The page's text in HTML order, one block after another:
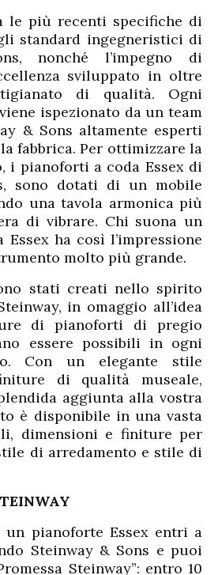
le più recenti specifiche di
standard ingegneristici di
nonché l’impegno di
sviluppato in oltre
di qualità. Ogni
ispezionato da un team
& Sons altamente esperti
fabbrica. Per ottimizzare la
i pianoforti a coda Essex di
sono dotati di un mobile
una tavola armonica più
di vibrare. Chi suona un
ha così l’impressione
molto più grande.
stati creati nello spirito
in omaggio all’idea
di pianoforti di pregio
essere possibili in ogni
Con un elegante stile
di qualità museale,
aggiunta alla vostra
è disponibile in una vasta
dimensioni e finiture per
di arredamento e stile di
un pianoforte Essex entri a
Steinway & Sons e puoi
Steinway”: entro 10